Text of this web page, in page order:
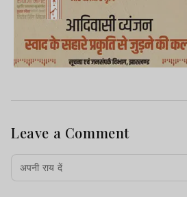
Leave a Comment